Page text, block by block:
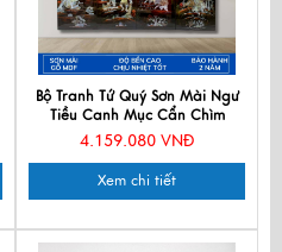
Bộ Tranh Tứ Quý Sơn Mài Ngư
Tiều Canh Mục Cẩn Chìm
TSM364-1
4.159.080 VNĐ
Xem chi tiết